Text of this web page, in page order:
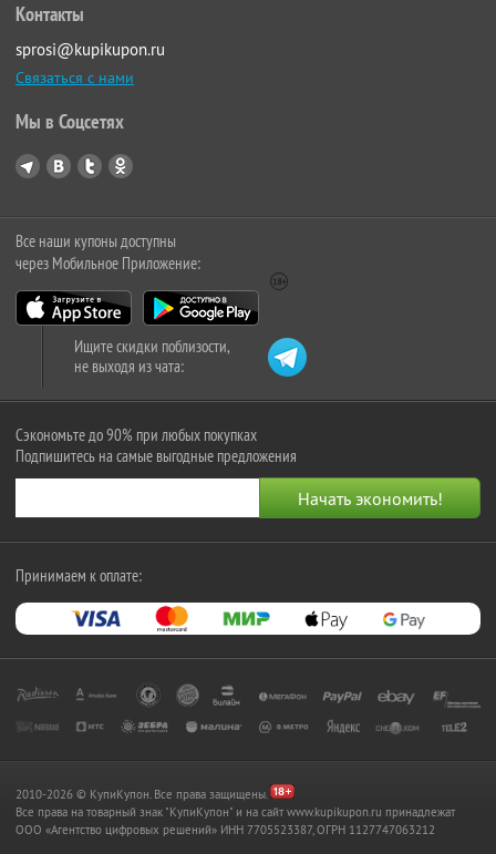
Контакты
sprosi@kupikupon.ru
Связаться с нами
Мы в Соцсетях
Все наши купоны доступны
через Мобильное Приложение:
Ищите скидки поблизости,
не выходя из чата:
Сэкономьте до 90% при любых покупках
Подпишитесь на самые выгодные предложения
Принимаем к оплате:
2010-2026 © КупиКупон. Все права защищены.
Все права на товарный знак "КупиКупон" и на сайт www.kupikupon.ru принадлежат
OOO «Агентство цифровых решений» ИНН 7705523387, ОГРН 1127747063212